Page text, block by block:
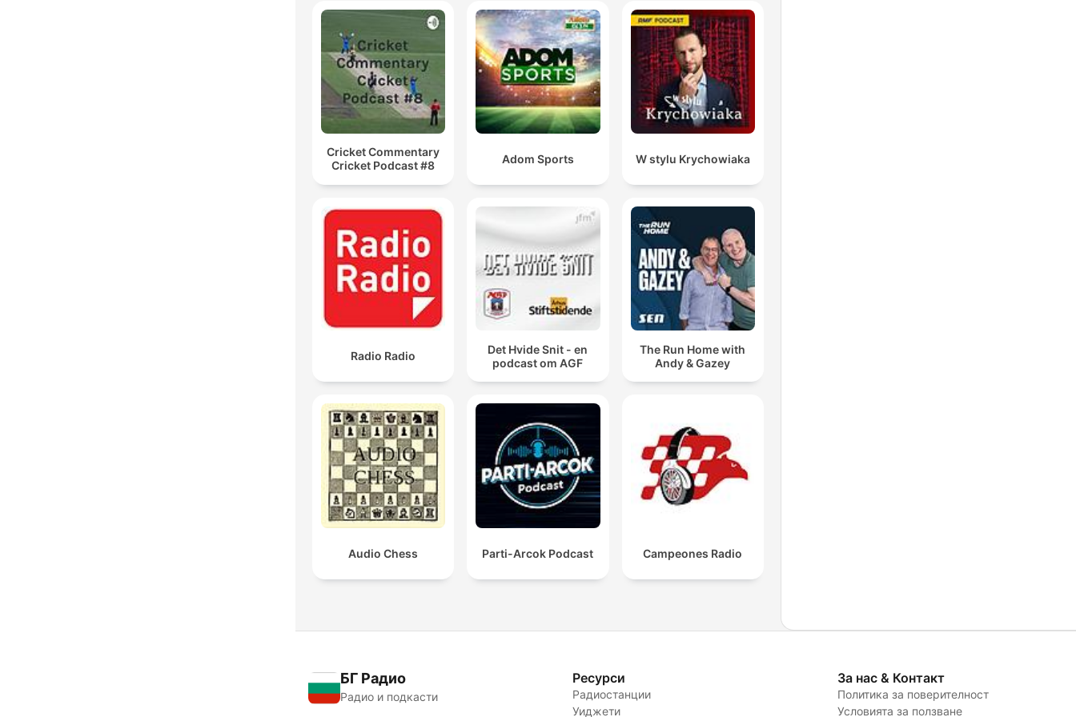
Cricket Commentary
Cricket Podcast #8
Adom Sports W stylu Krychowiaka
Radio Radio
Det Hvide Snit - en
podcast om AGF
The Run Home with
Andy & Gazey
Audio Chess Parti-Arcok Podcast Campeones Radio
БГ Радио
Радио и подкасти
Ресурси
Радиостанции
Уиджети
За нас & Контакт
Политика за поверителност
Условията за ползване